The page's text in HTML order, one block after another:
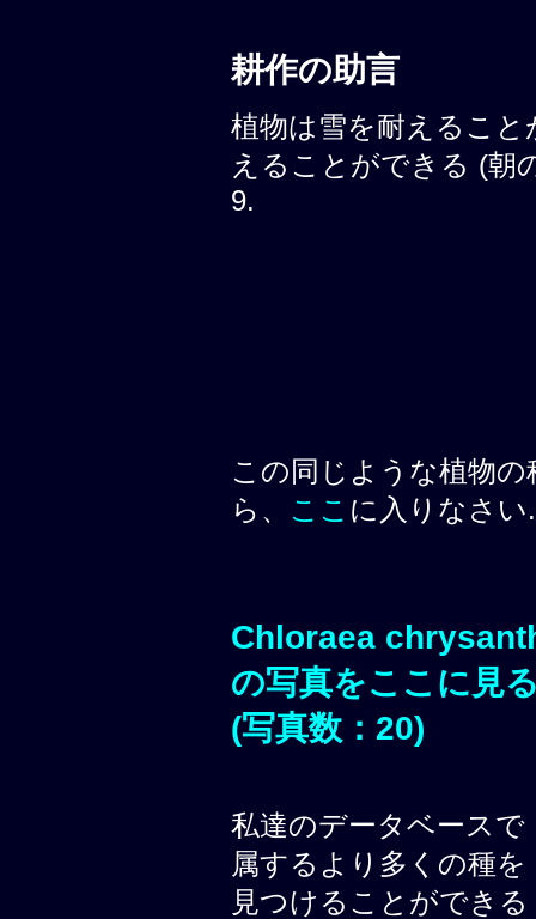
耕作の助言
植物は雪を耐えるこ
えることができる (朝
9.
この同じような植物
ら、 ここ に入りなさい.
Chloraea
の写真をここに見
(写真数：20)
私達のデータベース
属するより多くの種を
見つけることができる